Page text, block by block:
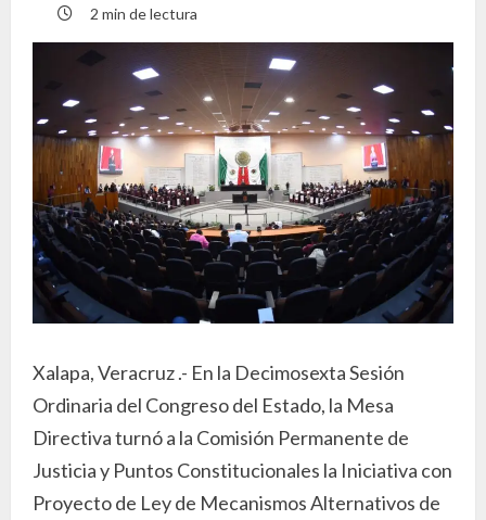
2 min de lectura
Xalapa, Veracruz .- En la Decimosexta Sesión
Ordinaria del Congreso del Estado, la Mesa
Directiva turnó a la Comisión Permanente de
Justicia y Puntos Constitucionales la Iniciativa con
Proyecto de Ley de Mecanismos Alternativos de